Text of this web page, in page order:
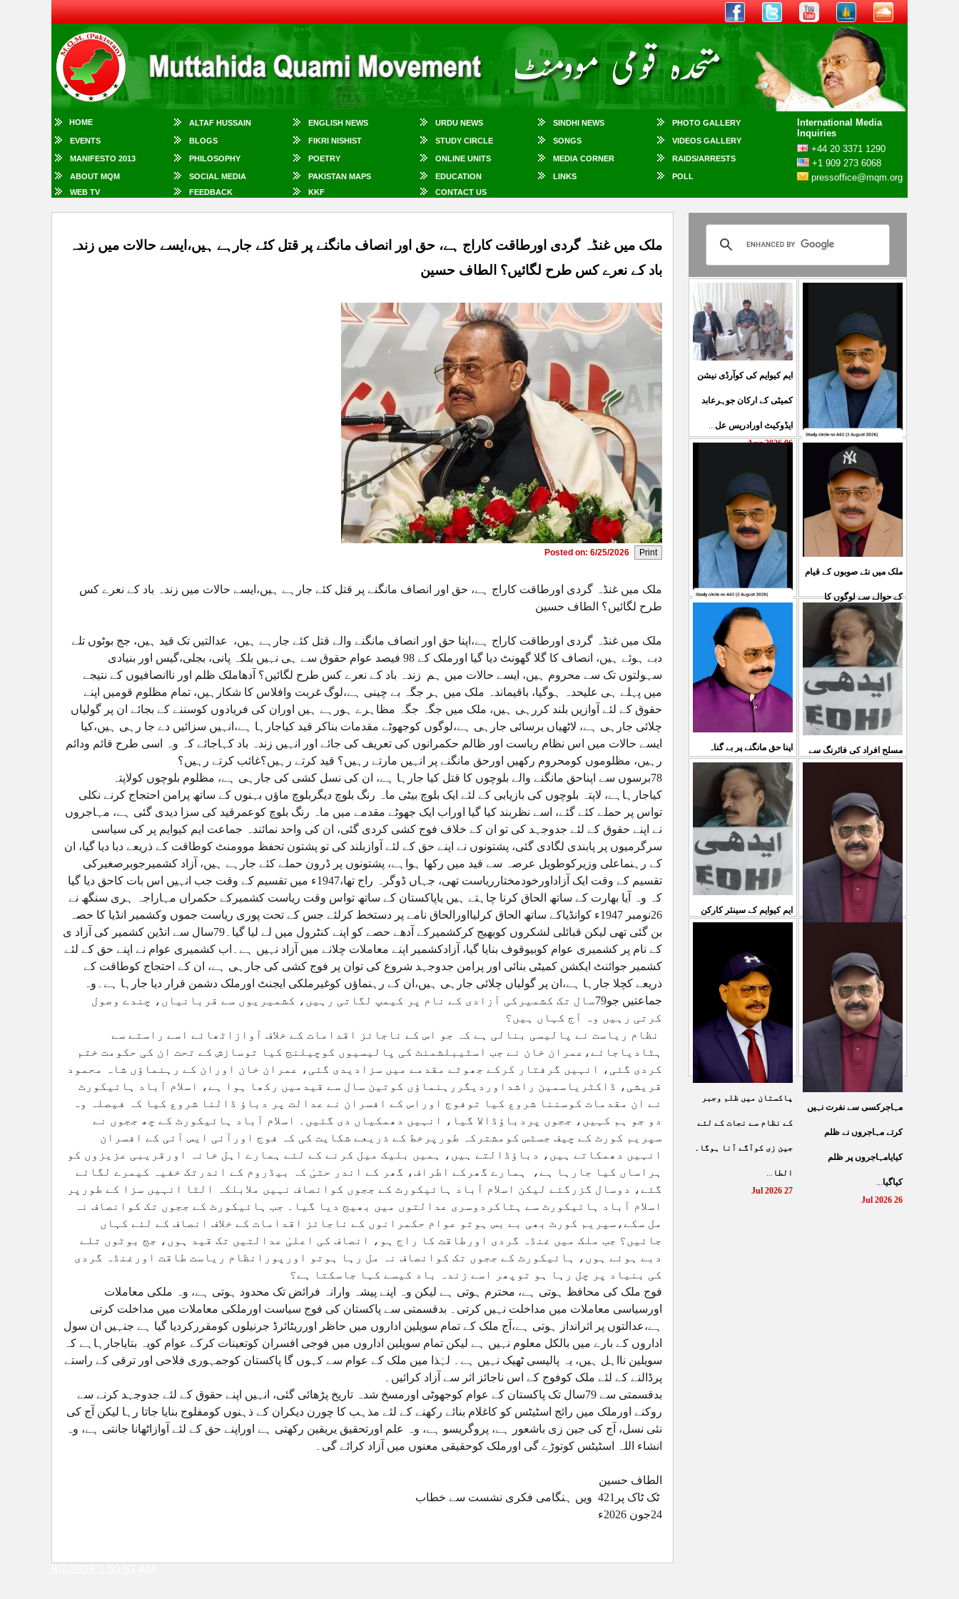
HOME ALTAF HUSSAIN ENGLISH NEWS URDU NEWS SINDHI NEWS PHOTO GALLERY
International Media
Inquiries
+44 20 3371 1290
+1 909 273 6068
pressoffice@mqm.org
EVENTS BLOGS FIKRI NISHIST STUDY CIRCLE SONGS VIDEOS GALLERY
MANIFESTO 2013 PHILOSOPHY POETRY ONLINE UNITS MEDIA CORNER RAIDS/ARRESTS
ABOUT MQM SOCIAL MEDIA PAKISTAN MAPS EDUCATION LINKS
POLL
WEB TV
FEEDBACK KKF CONTACT US
ملک میں غنڈہ گردی اورطاقت کاراج ہے، حق اور انصاف مانگنے پر قتل کئے جارہے ہیں،ایسے حالات میں زندہ
باد کے نعرے کس طرح لگائیں؟ الطاف حسین
Posted on: 6/25/2026
ملک میں غنڈہ گردی اورطاقت کاراج ہے، حق اور انصاف مانگنے پر قتل کئے جارہے ہیں،ایسے حالات میں زندہ باد کے نعرے کس
طرح لگائیں؟ الطاف حسین
ملک میں غنڈہ گردی اورطاقت کاراج ہے،اپنا حق اور انصاف مانگنے والے قتل کئے جارہے ہیں، عدالتیں تک قید ہیں، جج بوٹوں تلے
دبے ہوئے ہیں، انصاف کا گلا گھونٹ دیا گیا اورملک کے 98 فیصد عوام حقوق سے ہی نہیں بلکہ پانی، بجلی،گیس اور بنیادی
سہولتوں تک سے محروم ہیں، ایسے حالات میں ہم زندہ باد کے نعرے کس طرح لگائیں؟ آدھاملک ظلم اور ناانصافیوں کے نتیجے
میں پہلے ہی علیحدہ ہوگیا، باقیماندہ ملک میں ہر جگہ بے چینی ہے،لوگ غربت وافلاس کا شکارہیں، تمام مظلوم قومیں اپنے
حقوق کے لئے آوازیں بلند کررہی ہیں، ملک میں جگہ جگہ مظاہرے ہورہے ہیں اوران کی فریادوں کوسننے کے بجائے ان پر گولیاں
چلائی جارہی ہے، لاٹھیاں برسائی جارہی ہے،لوگوں کوجھوٹے مقدمات بناکر قید کیاجارہا ہے،انہیں سزائیں دے جا رہی ہیں،کیا
ایسے حالات میں اس نظام ریاست اور ظالم حکمرانوں کی تعریف کی جائے اور انہیں زندہ باد کہاجائے کہ وہ اسی طرح قائم ودائم
رہیں، مظلوموں کومحروم رکھیں اورحق مانگنے پر انہیں مارتے رہیں؟ قید کرتے رہیں؟غائب کرتے رہیں؟
78برسوں سے اپناحق مانگنے والے بلوچوں کا قتل کیا جارہا ہے، ان کی نسل کشی کی جارہی ہے، مظلوم بلوچوں کولاپتہ
کیاجارہاہے، لاپتہ بلوچوں کی بازیابی کے لئے ایک بلوچ بیٹی ماہ رنگ بلوچ دیگربلوچ ماؤں بہنوں کے ساتھ پرامن احتجاج کرنے نکلی
تواس پر حملے کئے گئے، اسے نظربند کیا گیا اوراب ایک جھوٹے مقدمے میں ماہ رنگ بلوچ کوعمرقید کی سزا دیدی گئی ہے، مہاجروں
نے اپنے حقوق کے لئے جدوجہد کی تو ان کے خلاف فوج کشی کردی گئی، ان کی واحد نمائندہ جماعت ایم کیوایم پر کی سیاسی
سرگرمیوں پر پابندی لگادی گئی، پشتونوں نے اپنے حق کے لئے آوازبلند کی تو پشتون تحفظ موومنٹ کوطاقت کے ذریعے دبا دیا گیا، ان
کے رہنماعلی وزیرکوطویل عرصہ سے قید میں رکھا ہواہے، پشتونوں پر ڈرون حملے کئے جارہے ہیں، آزاد کشمیرجوبرصغیرکی
تقسیم کے وقت ایک آزاداورخودمختارریاست تھی، جہاں ڈوگرہ راج تھا،1947ء میں تقسیم کے وقت جب انہیں اس بات کاحق دیا گیا
کہ وہ آیا بھارت کے ساتھ الحاق کرنا چاہتے ہیں یاپاکستان کے ساتھ تواس وقت ریاست کشمیرکے حکمراں مہاراجہ ہری سنگھ نے
26نومبر 1947ء کوانڈیاکے ساتھ الحاق کرلیااورالحاق نامے پر دستخط کرلئے جس کے تحت پوری ریاست جموں وکشمیر انڈیا کا حصہ
بن گئی تھی لیکن قبائلی لشکروں کوبھیج کرکشمیرکے آدھے حصے کو اپنے کنٹرول میں لے لیا گیا۔79سال سے انڈین کشمیر کی آزاد ی
کے نام پر کشمیری عوام کوبیوقوف بنایا گیا، آزادکشمیر اپنے معاملات چلانے میں آزاد نہیں ہے۔اب کشمیری عوام نے اپنے حق کے لئے
کشمیر جوائنٹ ایکشن کمیٹی بنائی اور پرامن جدوجہد شروع کی توان پر فوج کشی کی جارہی ہے، ان کے احتجاج کوطاقت کے
ذریعے کچلا جارہا ہے،ان پر گولیاں چلائی جارہی ہیں،ان کے رہنماؤں کوغیرملکی ایجنٹ اورملک دشمن قرار دیا جارہا ہے۔وہ
جماعتیں جو79سال تک کشمیرکی آزادی کے نام پر کیمپ لگاتی رہیں، کشمیریوں سے قربانیاں، چندے وصول
کرتی رہیں وہ آج کہاں ہیں؟
نظام ریاست نے پالیسی بنالی ہے کہ جو اس کے ناجائز اقدامات کے خلاف آوازاٹھائے اسے راستے سے
ہٹادیاجائے،عمران خان نے جب اسٹیبلشمنٹ کی پالیسیوں کوچیلنج کیا توسازش کے تحت ان کی حکومت ختم
کردی گئی، انہیں گرفتار کرکے جھوٹے مقدمے میں سزادیدی گئی، عمران خان اوران کے رہنماؤں شاہ محمود
قریشی، ڈاکٹریاسمین راشداوردیگررہنماؤں کوتین سال سے قیدمیں رکھا ہوا ہے، اسلام آباد ہائیکورٹ
نے ان مقدمات کوسننا شروع کیا توفوج اوراس کے افسران نے عدالت پر دباؤ ڈالنا شروع کیا کہ فیصلہ وہ
دو جو ہم کہیں، ججوں پردباؤڈالا گیا، انہیں دھمکیاں دی گئیں۔ اسلام آباد ہائیکورٹ کے چھ ججوں نے
سپریم کورٹ کے چیف جسٹس کومشترکہ طورپرخط کے ذریعے شکایت کی کہ فوج اورآئی ایس آئی کے افسران
انہیں دھمکاتے ہیں، دباؤڈالتے ہیں، ہمیں بلیک میل کرنے کے لئے ہمارے اہل خانہ اورقریبی عزیزوں کو
ہراساں کیا جارہا ہے، ہمارے گھرکے اطراف، گھر کے اندر حتیٰ کہ بیڈروم کے اندرتک خفیہ کیمرے لگائے
گئے، دوسال گزرگئے لیکن اسلام آباد ہائیکورٹ کے ججوں کوانصاف نہیں ملابلکہ الٹا انہیں سزا کے طورپر
اسلام آباد ہائیکورٹ سے ہٹاکردوسری عدالتوں میں بھیج دیا گیا۔ جب ہائیکورٹ کے ججوں تک کوانصاف نہ
مل سکے،سپریم کورٹ بھی بے بس ہوتو عوام حکمرانوں کے ناجائز اقدامات کے خلاف انصاف کے لئے کہاں
جائیں؟ جب ملک میں غنڈہ گردی اورطاقت کا راج ہو، انصاف کی اعلیٰ عدالتیں تک قید ہوں، جج بوٹوں تلے
دبے ہوئے ہوں، ہائیکورٹ کے ججوں تک کوانصاف نہ مل رہا ہوتو اورپورانظام ریاست طاقت اورغنڈہ گردی
کی بنیاد پر چل رہا ہو توپھر اسے زندہ باد کیسے کہا جاسکتا ہے؟
فوج ملک کی محافظ ہوتی ہے، محترم ہوتی ہے لیکن وہ اپنے پیشہ وارانہ فرائض تک محدود ہوتی ہے، وہ ملکی معاملات
اورسیاسی معاملات میں مداخلت نہیں کرتی۔ بدقسمتی سے پاکستان کی فوج سیاست اورملکی معاملات میں مداخلت کرتی
ہے،عدالتوں پر اثرانداز ہوتی ہے،آج ملک کے تمام سویلین اداروں میں حاظر اورریٹائرڈ جرنیلوں کومقررکردیا گیا ہے جنہیں ان سول
اداروں کے بارے میں بالکل معلوم نہیں ہے لیکن تمام سویلین اداروں میں فوجی افسران کوتعینات کرکے عوام کویہ بتایاجارہاہے کہ
سویلین نااہل ہیں، یہ پالیسی ٹھیک نہیں ہے۔ لہٰذا میں ملک کے عوام سے کہوں گا پاکستان کوجمہوری فلاحی اور ترقی کے راستے
پرڈالنے کے لئے ملک کوفوج کے اس ناجائز اثر سے آزاد کرائیں۔
بدقسمتی سے 79سال تک پاکستان کے عوام کوجھوٹی اورمسخ شدہ تاریخ پڑھائی گئی، انہیں اپنے حقوق کے لئے جدوجہد کرنے سے
روکنے اورملک میں رائج اسٹیٹس کو کاغلام بنائے رکھنے کے لئے مذہب کا چورن دیکران کے ذہنوں کومفلوج بنایا جاتا رہا لیکن آج کی
نئی نسل، آج کی جین زی باشعور ہے، پروگریسو ہے، وہ علم اورتحقیق یریقین رکھتی ہے اوراپنے حق کے لئے آوازاٹھانا جانتی ہے، وہ
انشاء اللہ اسٹیٹس کوتوڑے گی اورملک کوحقیقی معنوں میں آزاد کرائے گی۔
الطاف حسین
ٹک ٹاک پر421 ویں ہنگامی فکری نشست سے خطاب
24جون 2026ء
ایم کیوایم کی کوآرڈی نیشن
کمیٹی کے ارکان جوہرعابد
ایڈوکیٹ اورادریس عل...
06 Aug 2026
حکومت پاکستان کی جانب
سے آزادکشمیرالیکشن کی
صحیح رپورٹنگ کرنے والے
...
کشمیرکا کونہ کونہ لہو
لہو ہے لیکن حکومت کواس
کی کوئی پرواہ نہیں ہے
04 Aug 2026
ملک میں نئے صوبوں کے قیام
کے حوالے سے لوگوں کا
مطالبہ بالکل درست ہے۔ ا
03 Aug 2026
اپنا حق مانگنے پر بے گناہ
کشمیریوں کو گولیاں مارکر
شہ رگ کوکاٹ دیا گی
31 Jul 2026
مسلح افراد کی فائرنگ سے
سمیع الدین رحمانی ک
ایم کیوایم کے سینئر کارکن
شہادت پر متحدہ قومی
سے ہولی کھیلنابند کی جائے،
الطاف حسین...
پاکستان میں ظلم وجبر
کے نظام سے نجات کے لئے
جین زی کوآگے آنا ہوگا۔
الطا ...
27 Jul 2026
مہاجرکسی سے نفرت نہیں
کرتے مہاجروں نے ظلم
کیایامہاجروں پر ظلم
کیاگیا...
26 Jul 2026